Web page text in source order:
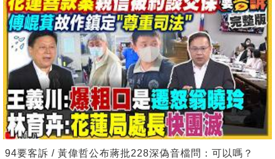
94要客訴 / 黃偉哲公布蔣批228深偽音檔問：可以嗎？